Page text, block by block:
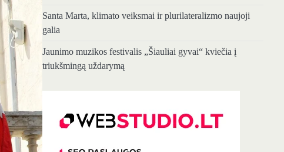
Santa Marta, klimato veiksmai ir plurilateralizmo naujoji
galia
Jaunimo muzikos festivalis „Šiauliai gyvai“ kviečia į
triukšmingą uždarymą